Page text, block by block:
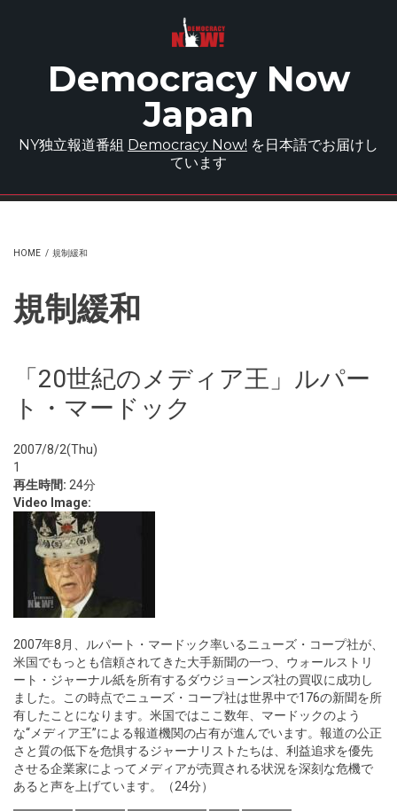
Democracy Now
Japan
NY独立報道番組 Democracy Now! を日本語でお届けし
ています
HOME / 規制緩和
規制緩和
「20世紀のメディア王」ルパー
ト・マードック
2007/8/2(Thu)
1
再生時間: 24分
Video Image:
2007年8月、ルパート・マードック率いるニューズ・コープ社が、
米国でもっとも信頼されてきた大手新聞の一つ、ウォールストリ
ート・ジャーナル紙を所有するダウジョーンズ社の買収に成功し
ました。この時点でニューズ・コープ社は世界中で176の新聞を所
有したことになります。米国ではここ数年、マードックのよう
な“メディア王”による報道機関の占有が進んでいます。報道の公正
さと質の低下を危惧するジャーナリストたちは、利益追求を優先
させる企業家によってメディアが売買される状況を深刻な危機で
あると声を上げています。（24分）